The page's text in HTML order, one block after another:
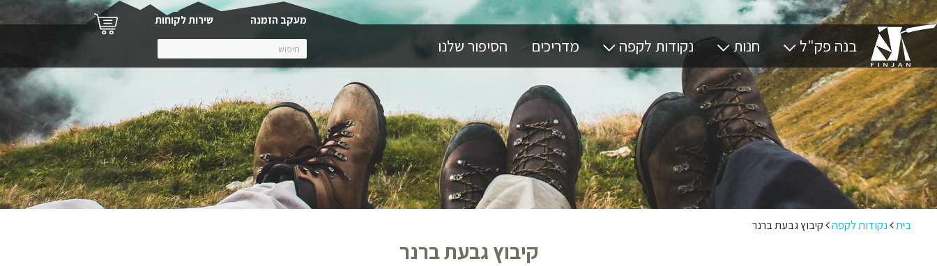
בנה פק"ל
פק"ל קפה
פקל בישול חוזר
בקרוב
חנות
מבצעים
פינג'אנים
פק"לים
ריהוט שטח
גזיות
נקודות לקפה
אזור מרכז
אזור צפון
אזור דרום
מדריכים הסיפור שלנו
מעקב הזמנה שירות לקוחות
בית נקודות לקפה קיבוץ גבעת ברנר
קיבוץ גבעת ברנר